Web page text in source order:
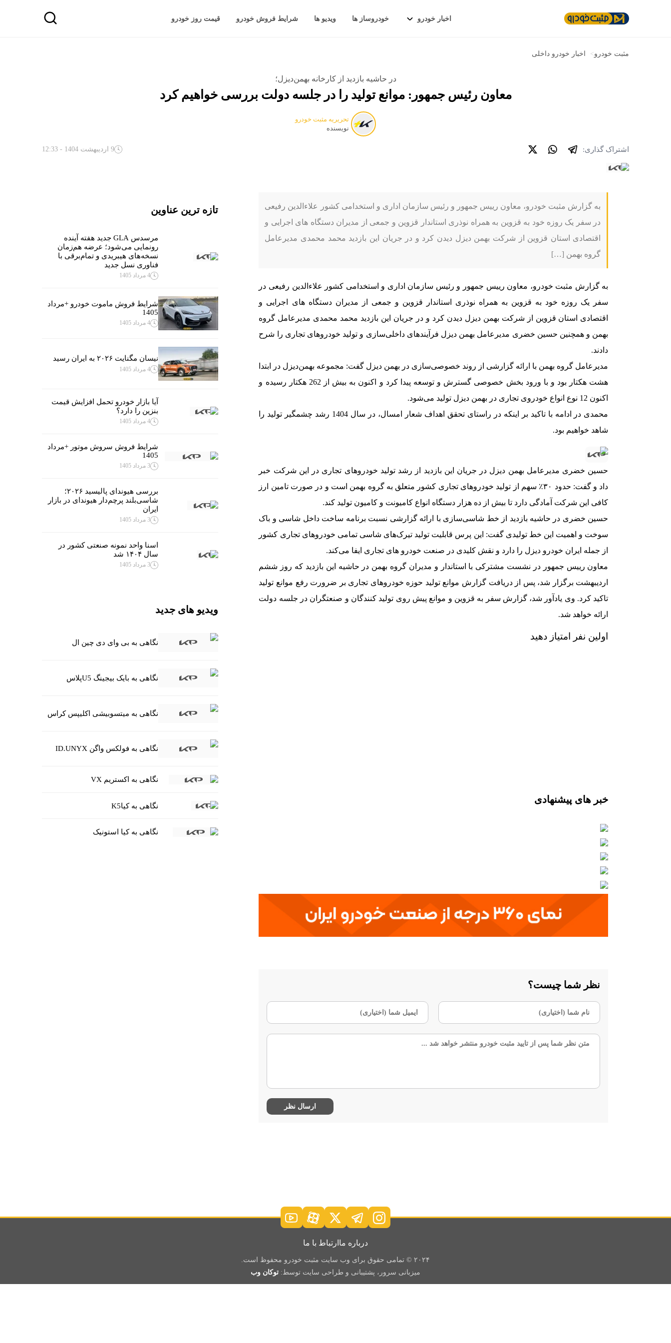
اخبار خودرو خودروساز ها ویدیو ها شرایط فروش خودرو قیمت روز خودرو
مثبت خودرو> اخبار خودرو داخلی
در حاشیه بازدید از کارخانه بهمن‌دیزل؛
معاون رئیس جمهور: موانع تولید را در جلسه دولت بررسی خواهیم کرد
تحریریه مثبت خودرو
نویسنده
اشتراک گذاری: 9 اردیبهشت 1404 - 12:33
به گزارش مثبت خودرو، معاون رییس جمهور و رئیس سازمان اداری و استخدامی کشور علاءالدین رفیعی
در سفر یک روزه خود به قزوین به همراه نوذری استاندار قزوین و جمعی از مدیران دستگاه های اجرایی و
اقتصادی استان قزوین از شرکت بهمن دیزل دیدن کرد و در جریان این بازدید محمد محمدی مدیرعامل
گروه بهمن […]
به گزارش مثبت خودرو، معاون رییس جمهور و رئیس سازمان اداری و استخدامی کشور علاءالدین رفیعی در
سفر یک روزه خود به قزوین به همراه نوذری استاندار قزوین و جمعی از مدیران دستگاه های اجرایی و
اقتصادی استان قزوین از شرکت بهمن دیزل دیدن کرد و در جریان این بازدید محمد محمدی مدیرعامل گروه
بهمن و همچنین حسین خضری مدیرعامل بهمن دیزل فرآیندهای داخلی‌سازی و تولید خودروهای تجاری را شرح
دادند.
مدیرعامل گروه بهمن با ارائه گزارشی از روند خصوصی‌سازی در بهمن دیزل گفت: مجموعه بهمن‌دیزل در ابتدا
هشت هکتار بود و با ورود بخش خصوصی گسترش و توسعه پیدا کرد و اکنون به بیش از 262 هکتار رسیده و
اکنون 12 نوع انواع خودروی تجاری در بهمن دیزل تولید می‌شود.
محمدی در ادامه با تاکید بر اینکه در راستای تحقق اهداف شعار امسال، در سال 1404 رشد چشمگیر تولید را
شاهد خواهیم بود.
حسین خضری مدیرعامل بهمن دیزل در جریان این بازدید از رشد تولید خودروهای تجاری در این شرکت خبر
داد و گفت: حدود ۳۰٪ سهم از تولید خودروهای تجاری کشور متعلق به گروه بهمن است و در صورت تامین ارز
کافی این شرکت آمادگی دارد تا بیش از ده هزار دستگاه انواع کامیونت و کامیون تولید کند.
حسین خضری در حاشیه بازدید از خط شاسی‌سازی با ارائه گزارشی نسبت برنامه ساخت داخل شاسی و باک
سوخت و اهمیت این خط تولیدی گفت: این پرس قابلیت تولید تیرک‌های شاسی تمامی خودروهای تجاری کشور
از جمله ایران خودرو دیزل را دارد و نقش کلیدی در صنعت خودرو های تجاری ایفا می‌کند.
معاون رییس جمهور در نشست مشترکی با استاندار و مدیران گروه بهمن در حاشیه این بازدید که روز ششم
اردیبهشت برگزار شد، پس از دریافت گزارش موانع تولید حوزه خودروهای تجاری بر ضرورت رفع موانع تولید
تاکید کرد. وی یادآور شد، گزارش سفر به قزوین و موانع پیش روی تولید کنندگان و صنعتگران در جلسه دولت
ارائه خواهد شد.
اولین نفر امتیاز دهید
خبر های پیشنهادی
نظر شما چیست؟
تازه ترین عناوین
مرسدس GLA جدید هفته آینده
رونمایی می‌شود؛ عرضه هم‌زمان
نسخه‌های هیبریدی و تمام‌برقی با
فناوری نسل جدید
4 مرداد 1405
شرایط فروش ماموت خودرو +مرداد
1405
4 مرداد 1405
نیسان مگنایت ۲۰۲۶ به ایران رسید
4 مرداد 1405
آیا بازار خودرو تحمل افزایش قیمت
بنزین را دارد؟
4 مرداد 1405
شرایط فروش سروش موتور +مرداد
1405
3 مرداد 1405
بررسی هیوندای پالیسید ۲۰۲۶؛
شاسی‌بلند پرچم‌دار هیوندای در بازار
ایران
3 مرداد 1405
اسنا واحد نمونه صنعتی کشور در
سال ۱۴۰۴ شد
3 مرداد 1405
ویدیو های جدید
نگاهی به بی وای دی چین ال
نگاهی به بایک بیجینگ U5پلاس
نگاهی به میتسوبیشی اکلیپس کراس
نگاهی به فولکس واگن ID.UNYX
نگاهی به اکستریم VX
نگاهی به کیاK5
نگاهی به کیا استونیک
درباره ما ارتباط با ما
۲۰۲۴ © تمامی حقوق برای وب سایت مثبت خودرو محفوظ است.
میزبانی سرور، پشتیبانی و طراحی سایت توسط: توکان وب